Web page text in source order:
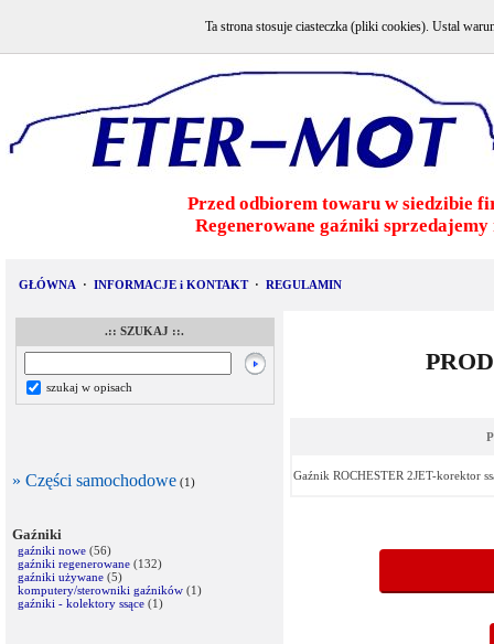
Przed odbiorem towaru w siedzibie
Regenerowane gaźniki
GŁÓWNA · INFORMACJE i KONTAKT · REGULAMIN
.:: SZUKAJ ::.
szukaj w opisach
» Części samochodowe (1)
Gaźniki
gaźniki nowe (56)
gaźniki regenerowane (132)
gaźniki używane (5)
komputery/sterowniki gaźników (1)
gaźniki - kolektory ssące (1)
Gaźnik ROCHESTER 2JET-korektor
Ta strona stosuje ciasteczka (pliki cookies). Ustal